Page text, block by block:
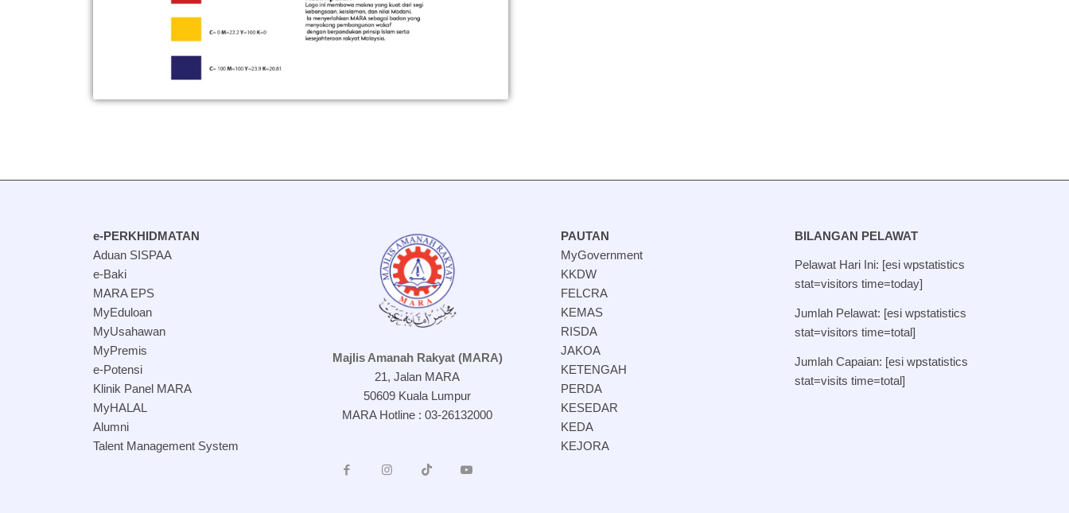
e-PERKHIDMATAN
Aduan SISPAA
e-Baki
MARA EPS
MyEduloan
MyUsahawan
MyPremis
e-Potensi
Klinik Panel MARA
MyHALAL
Alumni
Talent Management System
Majlis Amanah Rakyat (MARA)
21, Jalan MARA
50609 Kuala Lumpur
MARA Hotline : 03-26132000
PAUTAN
MyGovernment
KKDW
FELCRA
KEMAS
RISDA
JAKOA
KETENGAH
PERDA
KESEDAR
KEDA
KEJORA
BILANGAN PELAWAT
Pelawat Hari Ini: [esi wpstatistics
stat=visitors time=today]
Jumlah Pelawat: [esi wpstatistics
stat=visitors time=total]
Jumlah Capaian: [esi wpstatistics
stat=visits time=total]